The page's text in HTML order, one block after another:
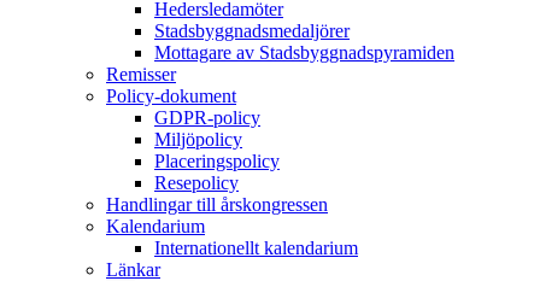
Hedersledamöter
Stadsbyggnadsmedaljörer
Mottagare av Stadsbyggnadspyramiden
Remisser
Policy-dokument
GDPR-policy
Miljöpolicy
Placeringspolicy
Resepolicy
Handlingar till årskongressen
Kalendarium
Internationellt kalendarium
Länkar